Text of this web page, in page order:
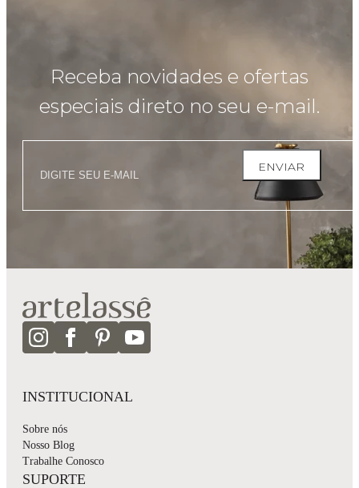
Receba novidades e ofertas
especiais direto no seu e-mail.
ENVIAR
INSTITUCIONAL
Sobre nós
Nosso Blog
Trabalhe Conosco
SUPORTE